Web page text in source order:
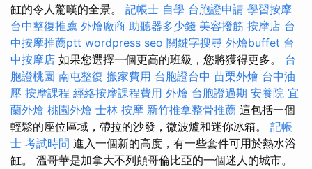
缸的令人驚嘆的全景。 記帳士 自學 台胞證申請 學習按摩
台中整復推薦 外燴廠商 助聽器多少錢 美容撥筋 按摩店 台
中按摩推薦ptt wordpress seo 關鍵字搜尋 外燴buffet 台
中按摩店 如果您選擇一個更高的班級，您將獲得更多。 台
胞證桃園 南屯整復 搬家費用 台胞證台中 苗栗外燴 台中油
壓 按摩課程 經絡按摩課程費用 外燴 台胞證過期 安養院 宜
蘭外燴 桃園外燴 士林 按摩 新竹推拿整骨推薦 這包括一個
輕鬆的座位區域，帶拉的沙發，微波爐和迷你冰箱。 記帳
士 考試時間 進入一個新的高度，有一些套件可用於熱水浴
缸。 溫哥華是加拿大不列顛哥倫比亞的一個迷人的城市。